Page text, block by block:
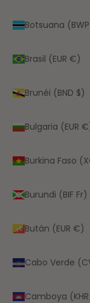
Botsuana
Brasil (EUR €)
Brunéi (BND $)
Bulgaria (EUR
Burkina Faso
Burundi (BIF Fr)
Bután (EUR €)
Cabo Verde
Camboya (KHR